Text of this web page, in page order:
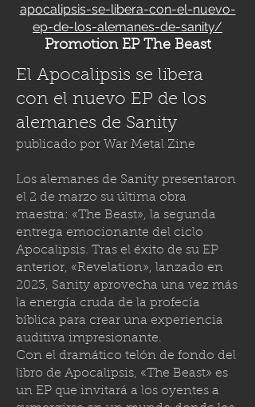
apocalipsis-se-libera-con-el-nuevo-
ep-de-los-alemanes-de-sanity/
Promotion EP The Beast
El Apocalipsis se libera
con el nuevo EP de los
alemanes de Sanity
publicado por War Metal Zine
Los alemanes de Sanity presentaron
el 2 de marzo su última obra
maestra: «The Beast», la segunda
entrega emocionante del ciclo
Apocalipsis. Tras el éxito de su EP
anterior, «Revelation», lanzado en
2023, Sanity aprovecha una vez más
la energía cruda de la profecía
bíblica para crear una experiencia
auditiva impresionante.
Con el dramático telón de fondo del
libro de Apocalipsis, «The Beast» es
un EP que invitará a los oyentes a